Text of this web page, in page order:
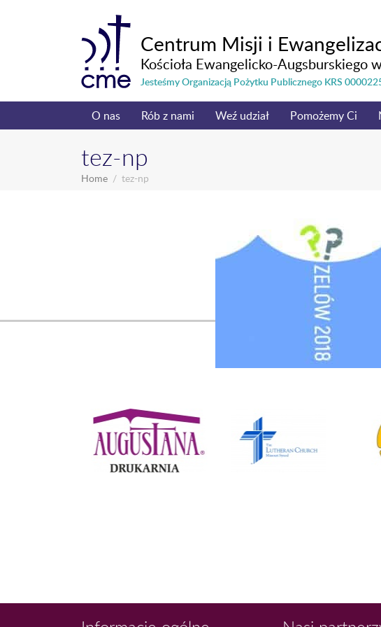
Centrum Misji i
Kościoła Ewangelicko-Augsburskiego
Jesteśmy Organizacją Pożytku Publicznego KRS
O nas Rób z nami Weź udział Pomożemy Ci
tez-np
Home tez-np